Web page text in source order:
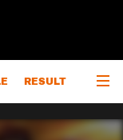
RESULT